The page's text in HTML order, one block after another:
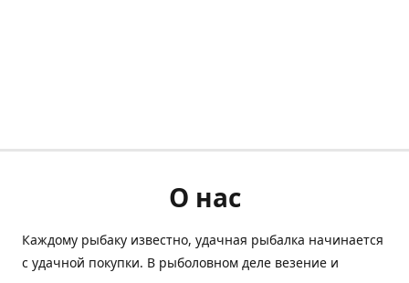
О нас
Каждому рыбаку известно, удачная рыбалка начинается
с удачной покупки. В рыболовном деле везение и